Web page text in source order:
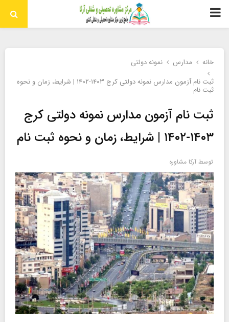
منوی
خانه مدارس
نمونه دولتی
ثبت نام آزمون مدارس نمونه دولتی کرج ۱۴۰۳-۱۴۰۲ | شرایط، زمان و نحوه
ثبت نام
ثبت نام آزمون مدارس نمونه دولتی کرج
۱۴۰۳-۱۴۰۲ | شرایط، زمان و نحوه ثبت نام
توسط آرکا مشاوره